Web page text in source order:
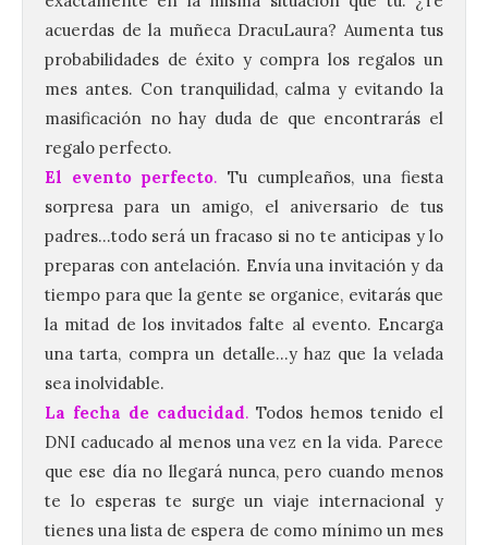
acuerdas de la muñeca DracuLaura? Aumenta tus
probabilidades de éxito y compra los regalos un
mes antes. Con tranquilidad, calma y evitando la
masificación no hay duda de que encontrarás el
regalo perfecto.
El evento perfecto. Tu cumpleaños, una fiesta
sorpresa para un amigo, el aniversario de tus
padres…todo será un fracaso si no te anticipas y lo
preparas con antelación. Envía una invitación y da
tiempo para que la gente se organice, evitarás que
la mitad de los invitados falte al evento. Encarga
una tarta, compra un detalle…y haz que la velada
sea inolvidable.
La fecha de caducidad. Todos hemos tenido el
DNI caducado al menos una vez en la vida. Parece
que ese día no llegará nunca, pero cuando menos
te lo esperas te surge un viaje internacional y
tienes una lista de espera de como mínimo un mes